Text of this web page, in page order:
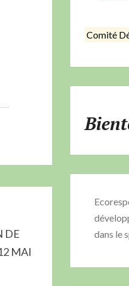
DE
MAI
Comité
dans le